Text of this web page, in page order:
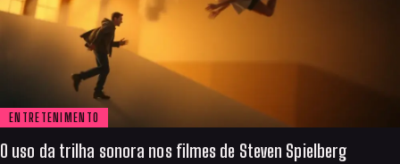
ENTRETENIMENTO
O uso da trilha sonora nos filmes de Steven Spielberg